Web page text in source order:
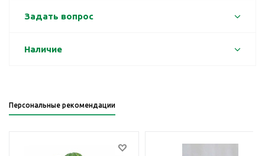
Задать вопрос
Наличие
Персональные рекомендации